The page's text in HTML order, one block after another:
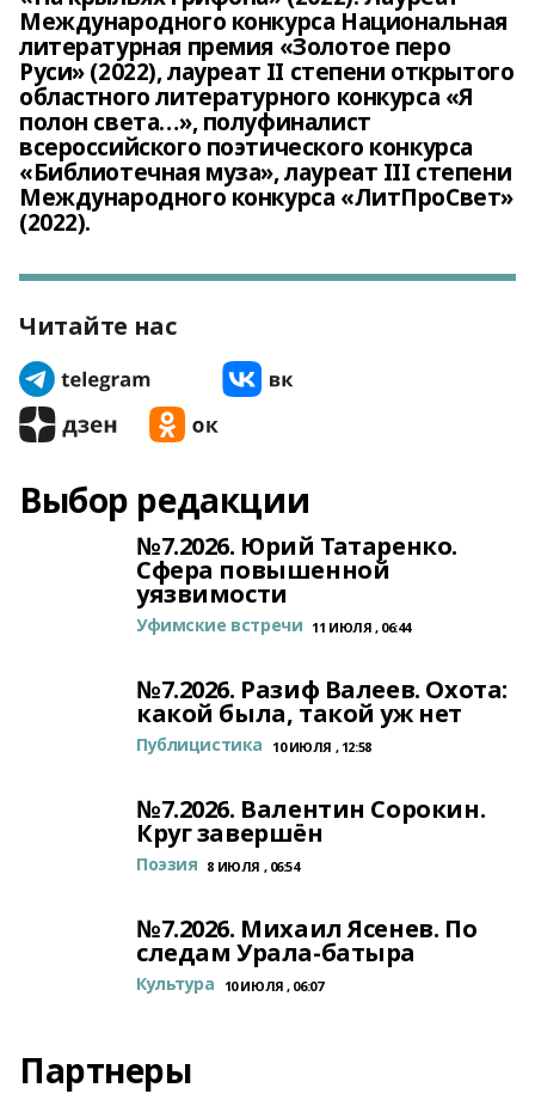
Международного конкурса Национальная
литературная премия «Золотое перо
Руси» (2022), лауреат II степени открытого
областного литературного конкурса «Я
полон света…», полуфиналист
всероссийского поэтического конкурса
«Библиотечная муза», лауреат III степени
Международного конкурса «ЛитПроСвет»
(2022).
Читайте нас
Выбор редакции
№7.2026. Юрий Татаренко.
Сфера повышенной
уязвимости
Уфимские встречи 11 ИЮЛЯ , 06:44
№7.2026. Разиф Валеев. Охота:
какой была, такой уж нет
Публицистика 10 ИЮЛЯ , 12:58
№7.2026. Валентин Сорокин.
Круг завершён
Поэзия 8 ИЮЛЯ , 06:54
№7.2026. Михаил Ясенев. По
следам Урала-батыра
Культура 10 ИЮЛЯ , 06:07
Партнеры